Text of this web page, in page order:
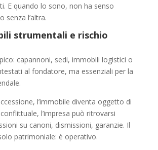
E quando lo sono, non ha senso
senza l’altra.
strumentali e rischio
capannoni, sedi, immobili logistici o
al fondatore, ma essenziali per la
l’immobile diventa oggetto di
l’impresa può ritrovarsi
su canoni, dismissioni, garanzie. Il
patrimoniale: è operativo.